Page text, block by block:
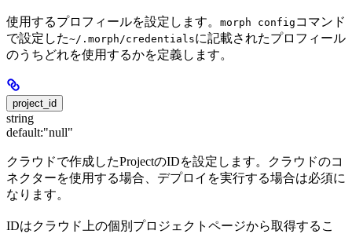
使用するプロフィールを設定します。 morph config コマンド
で設定した~/.morph/credentialsに記載されたプロフィール
のうちどれを使用するかを定義します。
project_id
string
default:"null"
クラウドで作成したProjectのIDを設定します。クラウドのコ
ネクターを使用する場合、デプロイを実行する場合は必須に
なります。
IDはクラウド上の個別プロジェクトページから取得するこ